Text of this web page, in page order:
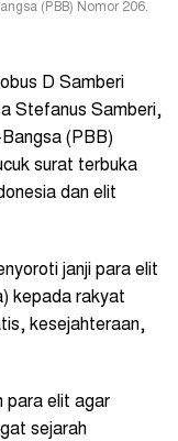
(PBB) Nomor 206.
D Samberi
Stefanus Samberi,
(PBB)
surat terbuka
dan elit
janji para elit
kepada rakyat
kesejahteraan,
para elit agar
sejarah